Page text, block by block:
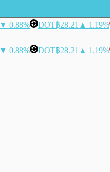
▼ 0.88% DOT฿28.21 ▲ 1.19%
▼ 0.88% DOT฿28.21 ▲ 1.19%